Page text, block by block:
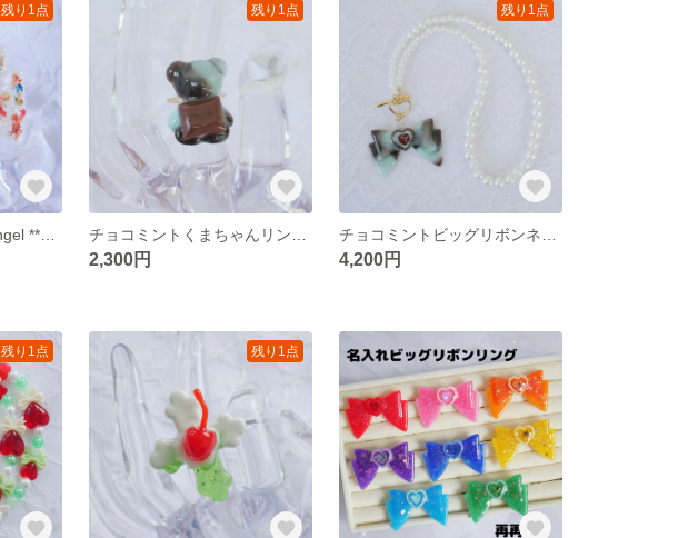
残り1点
ビッグリボンリング Angel **レジン サージカルステンレス フリーサイズリング ロリィタ 魔法少女 エンジェル 天使
残り1点
2,300円
残り1点
4,200円
残り1点 残り1点